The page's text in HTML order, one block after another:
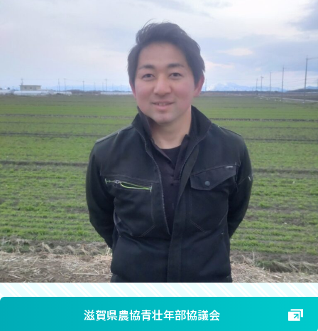
滋賀県農協青壮年部協議会